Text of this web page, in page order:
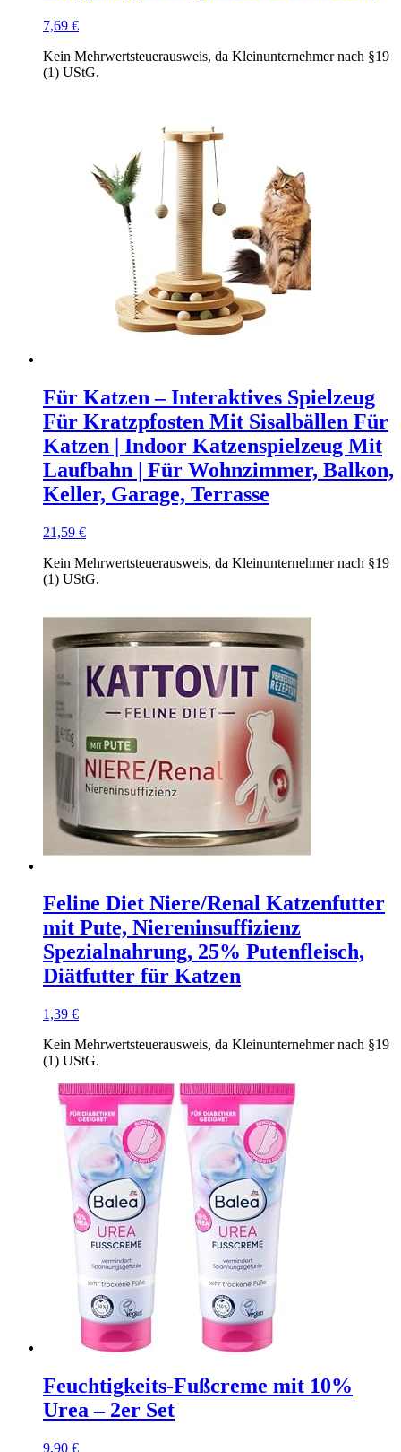
7,69 €
Kein Mehrwertsteuerausweis, da Kleinunternehmer nach §19
(1) UStG.
Für Katzen – Interaktives Spielzeug
Für Kratzpfosten Mit Sisalbällen Für
Katzen | Indoor Katzenspielzeug Mit
Laufbahn | Für Wohnzimmer, Balkon,
Keller, Garage, Terrasse
21,59 €
Kein Mehrwertsteuerausweis, da Kleinunternehmer nach §19
(1) UStG.
Feline Diet Niere/Renal Katzenfutter
mit Pute, Niereninsuffizienz
Spezialnahrung, 25% Putenfleisch,
Diätfutter für Katzen
1,39 €
Kein Mehrwertsteuerausweis, da Kleinunternehmer nach §19
(1) UStG.
Feuchtigkeits-Fußcreme mit 10%
Urea – 2er Set
9,90 €